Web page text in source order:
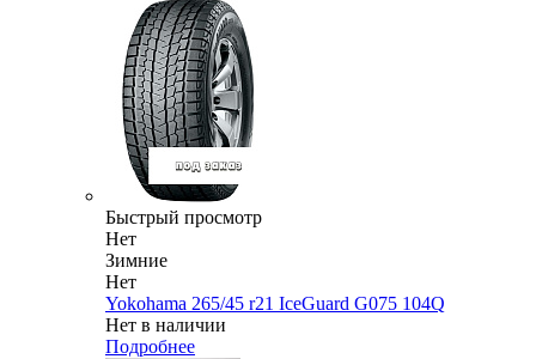
Быстрый просмотр
Нет
Зимние
Нет
Yokohama 265/45 r21 IceGuard G075 104Q
Нет в наличии
Подробнее